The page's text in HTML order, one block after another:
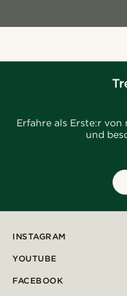
Erfahre als Erste:r von
und
INSTAGRAM
YOUTUBE
FACEBOOK